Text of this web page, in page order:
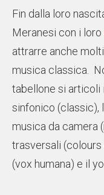
Fin dalla loro
Meranesi con i loro
attrarre anche
musica classica.
tabellone si articoli
sinfonico (classic),
musica da camera
trasversali
(vox humana) e il